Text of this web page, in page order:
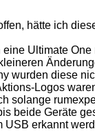
hätte ich
Ultimate One
wurden diese
Logos
solange
beide Geräte
USB erkannt